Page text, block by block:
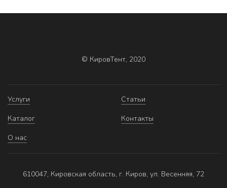
© КировТент, 2020
Услуги
Каталог
О нас
Статьи
Контакты
610047, Кировская область, г. Киров, ул. Весенняя, 72